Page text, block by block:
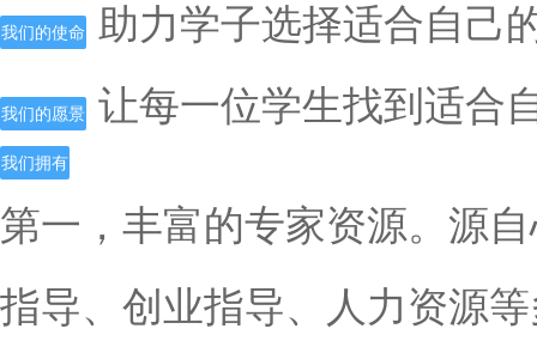
我们的使命 助力学子选择适合自己
我们的愿景 让每一位学生找到适合
我们拥有
第一，丰富的专家资源。源
指导、创业指导、人力资源